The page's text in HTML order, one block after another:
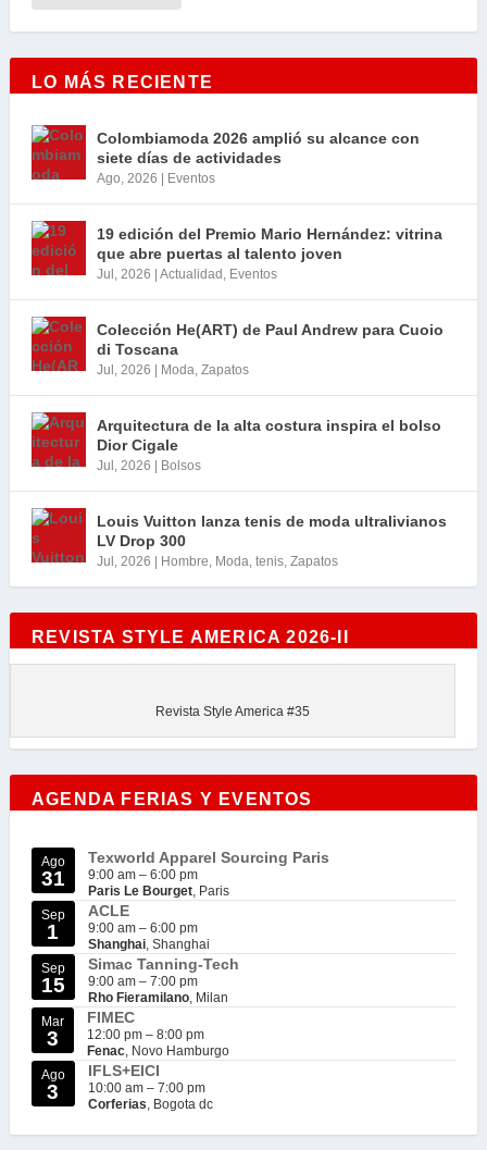
LO MÁS RECIENTE
Colombiamoda 2026 amplió su alcance con
siete días de actividades
Ago, 2026 Eventos
19 edición del Premio Mario Hernández: vitrina
que abre puertas al talento joven
Jul, 2026 Actualidad , Eventos
Colección He(ART) de Paul Andrew para Cuoio
di Toscana
Jul, 2026 Moda, Zapatos
Arquitectura de la alta costura inspira el bolso
Dior Cigale
Jul, 2026 Bolsos
Louis Vuitton lanza tenis de moda ultralivianos
LV Drop 300
Jul, 2026 Hombre, Moda, tenis, Zapatos
REVISTA STYLE AMERICA 2026-II
Revista Style America #35
AGENDA FERIAS Y EVENTOS
Ago
31
Texworld Apparel Sourcing Paris
9:00 am – 6:00 pm
Paris Le Bourget, Paris
Sep
1
ACLE
9:00 am – 6:00 pm
Shanghai, Shanghai
Sep
15
Simac Tanning-Tech
9:00 am – 7:00 pm
Rho Fieramilano, Milan
Mar
3
FIMEC
12:00 pm – 8:00 pm
Fenac, Novo Hamburgo
Ago
3
IFLS+EICI
10:00 am – 7:00 pm
Corferias, Bogota dc